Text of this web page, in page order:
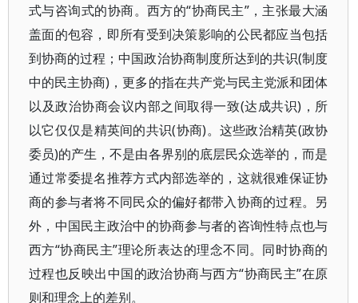
式与咨询式的协商。西方的“协商民主”，主张最大涵
盖面的包容，即所有受到决策影响的公民都应当包括
到协商的过程；中国政治协商制度所达到的共识(制度
中的民主协商)，更多的指在共产党与民主党派和团体
以及政治协商会议内部之间取得一致(达成共识)，所
以它仅仅是精英间的共识(协商)。这些政治精英(政协
委员)的产生，不是由各界别的底层民众选举的，而是
通过常委提名推荐方式内部选举的，这就很难保证协
商的参与者将不同民众的偏好都带入协商的过程。另
外，中国民主政治中的协商参与者的咨询性特点也与
西方“协商民主”理论所表达的理念不同。同时协商的
过程也反映出中国的政治协商与西方“协商民主”在原
则和理念上的差别。